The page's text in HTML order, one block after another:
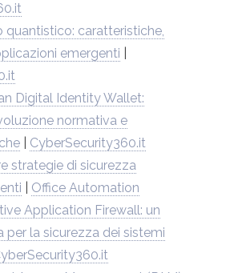
quantistico: caratteristiche,
emergenti
Digital Identity Wallet:
normativa e
CyberSecurity360.it
strategie di sicurezza
Office Automation
Application Firewall: un
per la sicurezza dei sistemi